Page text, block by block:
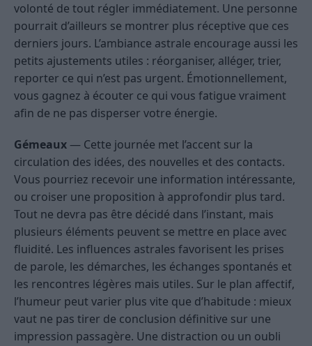
volonté de tout régler immédiatement. Une personne
pourrait d’ailleurs se montrer plus réceptive que ces
derniers jours. L’ambiance astrale encourage aussi les
petits ajustements utiles : réorganiser, alléger, trier,
reporter ce qui n’est pas urgent. Émotionnellement,
vous gagnez à écouter ce qui vous fatigue vraiment
afin de ne pas disperser votre énergie.
Gémeaux — Cette journée met l’accent sur la
circulation des idées, des nouvelles et des contacts.
Vous pourriez recevoir une information intéressante,
ou croiser une proposition à approfondir plus tard.
Tout ne devra pas être décidé dans l’instant, mais
plusieurs éléments peuvent se mettre en place avec
fluidité. Les influences astrales favorisent les prises
de parole, les démarches, les échanges spontanés et
les rencontres légères mais utiles. Sur le plan affectif,
l’humeur peut varier plus vite que d’habitude : mieux
vaut ne pas tirer de conclusion définitive sur une
impression passagère. Une distraction ou un oubli